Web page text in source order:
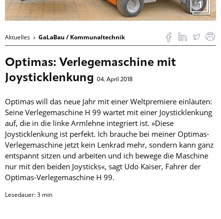
1
Aktuelles GaLaBau / Kommunaltechnik
Optimas: Verlegemaschine mit
Joysticklenkung 04. April 2018
Optimas will das neue Jahr mit einer Weltpremiere einläuten:
Seine Verlegemaschine H 99 wartet mit einer Joysticklenkung
auf, die in die linke Armlehne integriert ist. »Diese
Joysticklenkung ist perfekt. Ich brauche bei meiner Optimas-
Verlegemaschine jetzt kein Lenkrad mehr, sondern kann ganz
entspannt sitzen und arbeiten und ich bewege die Maschine
nur mit den beiden Joysticks«, sagt Udo Kaiser, Fahrer der
Optimas-Verlegemaschine H 99.
Lesedauer:3 min